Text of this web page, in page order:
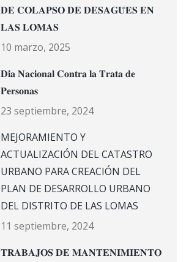
𝐃𝐄 𝐂𝐎𝐋𝐀𝐏𝐒𝐎 𝐃𝐄 𝐃𝐄𝐒𝐀𝐆𝐔̈𝐄𝐒 𝐄𝐍
𝐋𝐀𝐒 𝐋𝐎𝐌𝐀𝐒
10 marzo, 2025
𝐃𝐢́𝐚 𝐍𝐚𝐜𝐢𝐨𝐧𝐚𝐥 𝐂𝐨𝐧𝐭𝐫𝐚 𝐥𝐚 𝐓𝐫𝐚𝐭𝐚 𝐝𝐞
𝐏𝐞𝐫𝐬𝐨𝐧𝐚𝐬
23 septiembre, 2024
MEJORAMIENTO Y
ACTUALIZACIÓN DEL CATASTRO
URBANO PARA CREACIÓN DEL
PLAN DE DESARROLLO URBANO
DEL DISTRITO DE LAS LOMAS
11 septiembre, 2024
𝐓𝐑𝐀𝐁𝐀𝐉𝐎𝐒 𝐃𝐄 𝐌𝐀𝐍𝐓𝐄𝐍𝐈𝐌𝐈𝐄𝐍𝐓𝐎